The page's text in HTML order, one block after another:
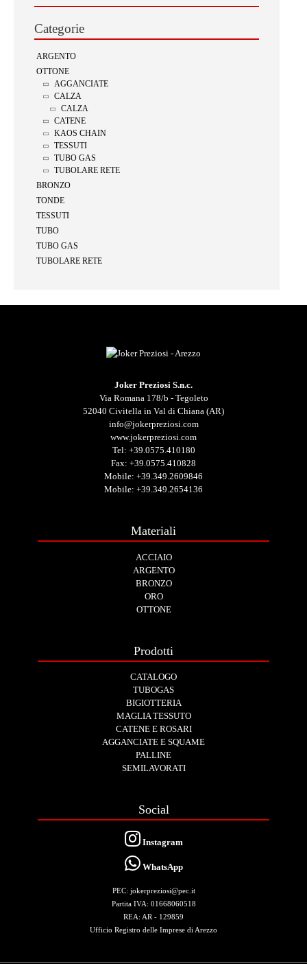
Categorie
ARGENTO
OTTONE
AGGANCIATE
CALZA
CALZA
CATENE
KAOS CHAIN
TESSUTI
TUBO GAS
TUBOLARE RETE
BRONZO
TONDE
TESSUTI
TUBO
TUBO GAS
TUBOLARE RETE
Joker Preziosi S.n.c.
Via Romana 178/b - Tegoleto
52040 Civitella in Val di Chiana (AR)
info@jokerpreziosi.com
www.jokerpreziosi.com
Tel: +39.0575.410180
Fax: +39.0575.410828
Mobile: +39.349.2609846
Mobile: +39.349.2654136
Materiali
ACCIAIO
ARGENTO
BRONZO
ORO
OTTONE
Prodotti
CATALOGO
TUBOGAS
BIGIOTTERIA
MAGLIA TESSUTO
CATENE E ROSARI
AGGANCIATE E SQUAME
PALLINE
SEMILAVORATI
Social
Instagram
WhatsApp
PEC: jokerpreziosi@pec.it
Partita IVA: 01668060518
REA: AR - 129859
Ufficio Registro delle Imprese di Arezzo